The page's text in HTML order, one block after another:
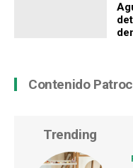
Contenido
Trending